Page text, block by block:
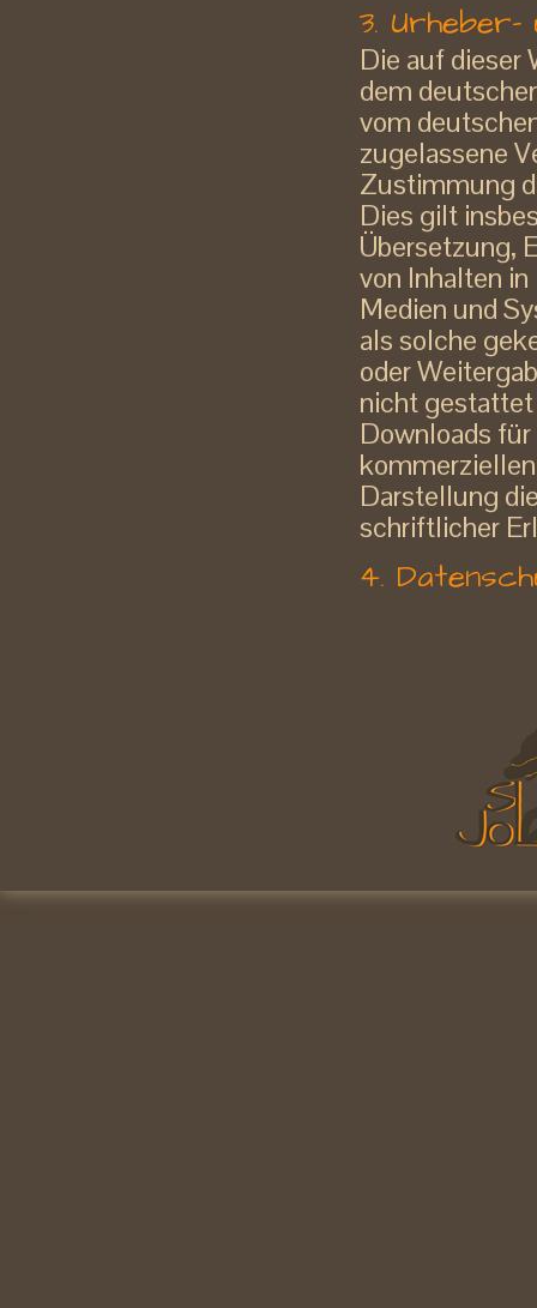
3.
Die auf dieser
dem
vom
zugelassene
Zustimmung
Dies gilt
Übersetzung,
von Inhalten
Medien und
als solche
oder
nicht gestattet
Downloads
Darstellung
schriftlicher
4.